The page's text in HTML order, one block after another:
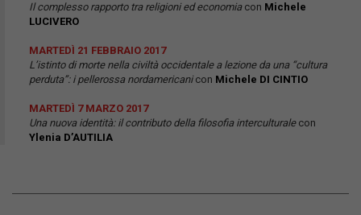
Il complesso rapporto tra religioni ed economiacon Michele
LUCIVERO
MARTEDÌ 21 FEBBRAIO 2017
L’istinto di morte nella civiltà occidentale a lezione da una “cultura
perduta”: i pellerossa nordamericanicon Michele DI CINTIO
MARTEDÌ 7 MARZO 2017
Una nuova identità: il contributo della filosofia interculturalecon
Ylenia D’AUTILIA